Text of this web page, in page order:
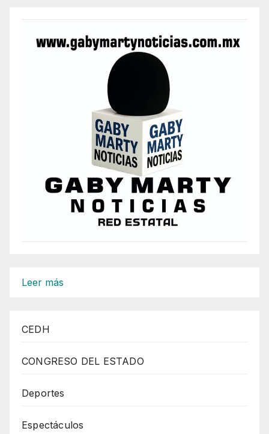
Leer más
Una
Diplomática
CEDH
CONGRESO DEL ESTADO
Deportes
Espectáculos